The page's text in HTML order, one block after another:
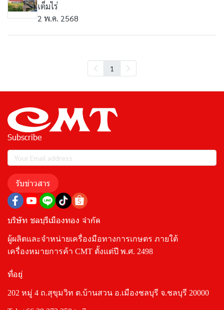
เต็มไร่
2 พ.ค. 2568
1
Subscribe
รับข่าวสาร
บริษัท ชลบุรีเมืองทอง จำกัด
ผู้ผลิตและจำหน่ายเครื่องมือทางการเกษตร ภายใต้
เครื่องหมายการค้า CMT ตั้งแต่ปี พ.ศ. 2498
ที่อยู่
202 หมู่ 4 ถ.สุขุมวิท ต.บ้านสวน อ.เมืองชลบุรี จ.ชลบุรี 20000